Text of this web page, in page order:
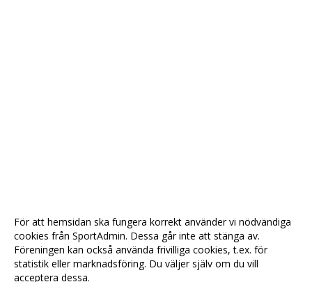
För att hemsidan ska fungera korrekt använder vi nödvändiga
cookies från SportAdmin. Dessa går inte att stänga av.
Föreningen kan också använda frivilliga cookies, t.ex. för
statistik eller marknadsföring. Du väljer själv om du vill
acceptera dessa.